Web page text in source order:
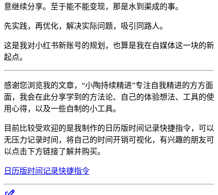
意继续分享。至于能不能变现，那是水到渠成的事。
先实践，再优化，解决实际问题，吸引同路人。
这是我对小红书新账号的规划，也算是我在自媒体这一块的新
起点。
感谢您浏览我的文章，“小陶持续精进”专注自我精进的方方面
面，我会在此分享学到的方法论、自己的体验想法、工具的使
用心得，以及一些自制的小工具。
目前比较受欢迎的是我制作的日历版时间记录快捷指令，可以
无压力记录时间，将自己的时间开销可视化，有兴趣的朋友可
以点击下方链接了解并购买。
日历版时间记录快捷指令